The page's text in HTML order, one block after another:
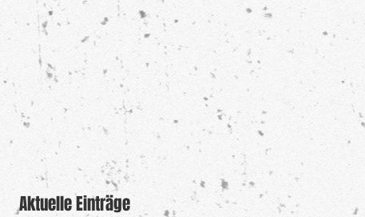
Aktuelle Einträge